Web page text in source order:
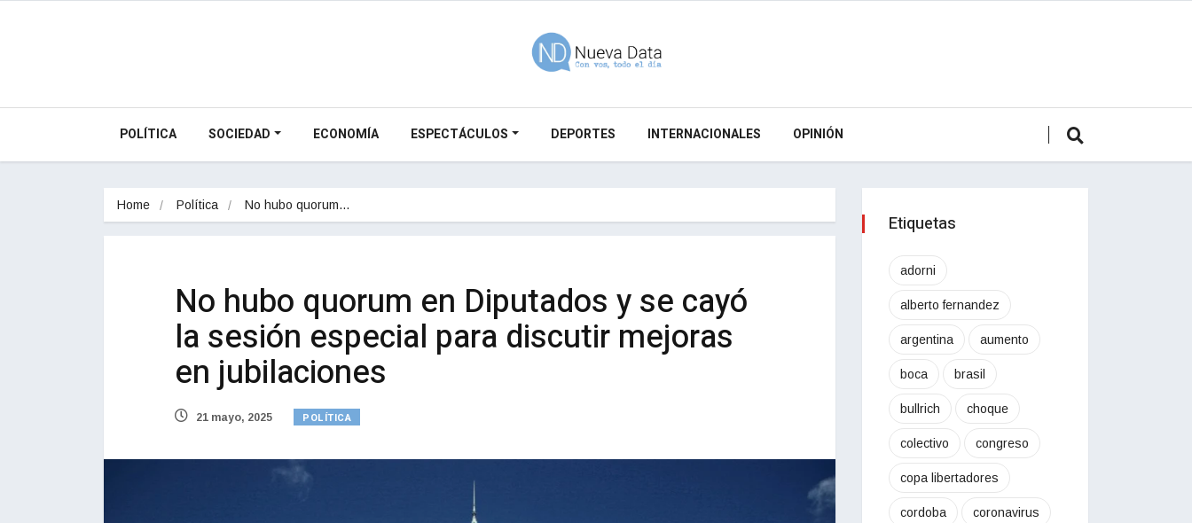
POLÍTICA SOCIEDAD ECONOMÍA ESPECTÁCULOS DEPORTES INTERNACIONALES OPINIÓN
Home Política No hubo quorum…
No hubo quorum en Diputados y se cayó
la sesión especial para discutir mejoras
en jubilaciones
21 mayo, 2025 POLÍTICA
Etiquetas
adorni
alberto fernandez
argentina aumento
boca brasil
bullrich choque
colectivo congreso
copa libertadores
cordoba coronavirus